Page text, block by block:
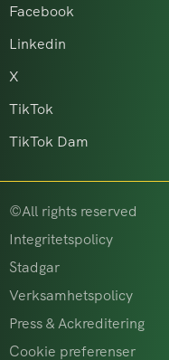
Facebook
Linkedin
X
TikTok
TikTok Dam
©All rights reserved
Integritetspolicy
Stadgar
Verksamhetspolicy
Press & Ackreditering
Cookie preferenser